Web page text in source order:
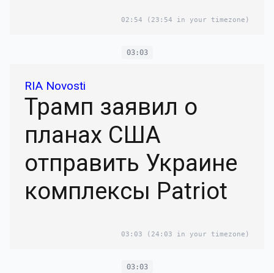
02:54 (23:54 in your timezone)
03:03
RIA Novosti
Трамп заявил о
планах США
отправить Украине
комплексы Patriot
03:03 (24:03 in your timezone)
03:03